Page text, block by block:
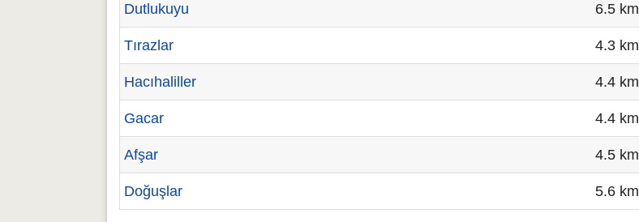
Dutlukuyu 6.5 km
Tırazlar 4.3 km
Hacıhaliller 4.4 km
Gacar 4.4 km
Afşar 4.5 km
Doğuşlar 5.6 km